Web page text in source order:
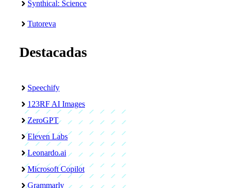
Synthical: Science
Tutoreva
Destacadas
Speechify
123RF AI Images
ZeroGPT
Eleven Labs
Leonardo.ai
Microsoft Copilot
Grammarly